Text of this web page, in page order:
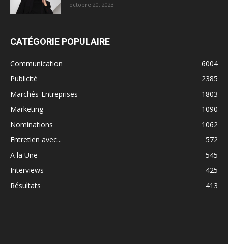
octobre 20, 2023
CATÉGORIE POPULAIRE
Communication
6004
Publicité
2385
Marchés-Entreprises
1803
Marketing
1090
Nominations
1062
Entretien avec...
572
A la Une
545
Interviews
425
Résultats
413